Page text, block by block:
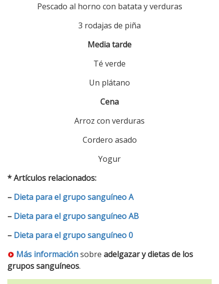
Pescado al horno con batata y verduras
3 rodajas de piña
Media tarde
Té verde
Un plátano
Cena
Arroz con verduras
Cordero asado
Yogur
* Artículos relacionados:
– Dieta para el grupo sanguíneo A
– Dieta para el grupo sanguíneo AB
– Dieta para el grupo sanguíneo 0
Más informaciónsobre adelgazar y dietas de los
grupos sanguíneos.